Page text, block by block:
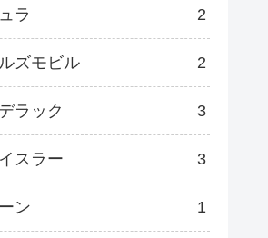
ラ 2
ズモビル 2
ラック 3
スラー 3
ン 1